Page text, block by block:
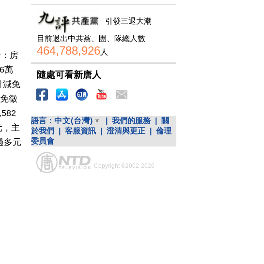
房
萬
減免
徵
，主
多元
引發三退大潮
目前退出中共黨、團、隊總人數
464,788,926人
隨處可看新唐人
語言： 中文(台灣) 我們的服務
關
於我們
客服資訊 澄清與更正
倫理
委員會
Copyright ©2002-2026